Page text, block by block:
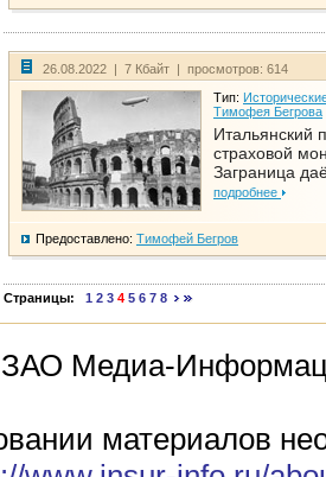
26.08.2022 | 7 Кбайт | просмотров: 614
Тип:
Тимофея Бегрова
Итальянский
страховой
Заграница
подробнее
Предоставлено: Тимофей Бегров
Страницы: 1 2 3 4 5 6 7 8
Медиа-
материалов